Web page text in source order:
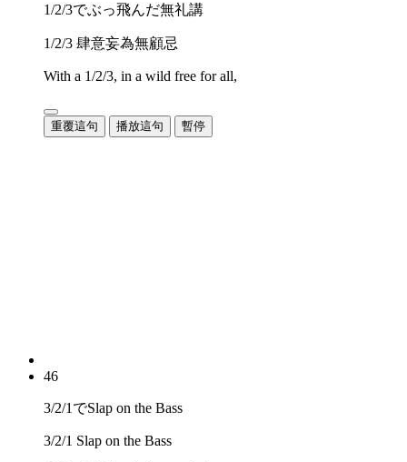
1/2/3でぶっ飛んだ無礼講
1/2/3 肆意妄為無顧忌
With a 1/2/3, in a wild free for all,
重覆這句 播放這句 暫停
46
3/2/1でSlap on the Bass
3/2/1 Slap on the Bass